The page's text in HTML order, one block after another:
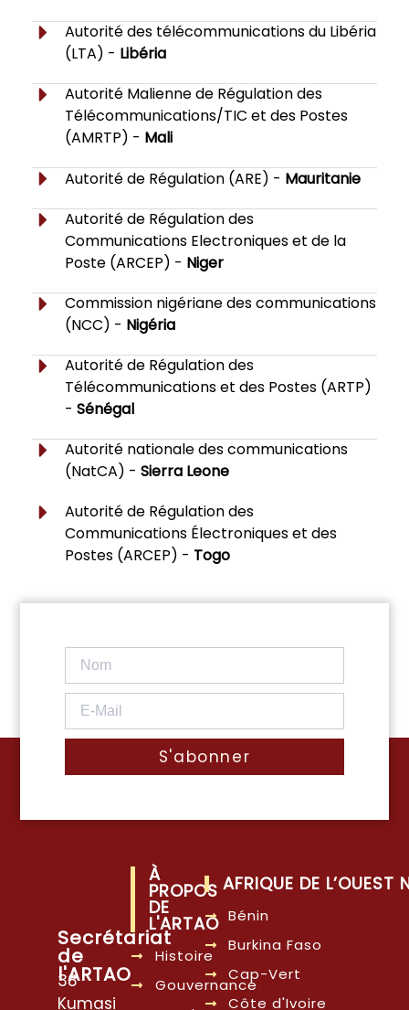
Autorité des télécommunications du Libéria
(LTA) - Libéria
Autorité Malienne de Régulation des
Télécommunications/TIC et des Postes
(AMRTP) - Mali
Autorité de Régulation (ARE) - Mauritanie
Autorité de Régulation des
Communications Electroniques et de la
Poste (ARCEP) - Niger
Commission nigériane des communications
(NCC) - Nigéria
Autorité de Régulation des
Télécommunications et des Postes (ARTP)
-Sénégal
Autorité nationale des communications
(NatCA) -Sierra Leone
Autorité de Régulation des
Communications Électroniques et des
Postes (ARCEP) - Togo
S'abonner
Secrétariat
de
l'ARTAO
38
Kumasi
À
PROPOS
DE
L'ARTAO
Histoire
Gouvernance
AFRIQUE DE L’OUEST
Bénin
Burkina Faso
Cap-Vert
Côte d'Ivoire